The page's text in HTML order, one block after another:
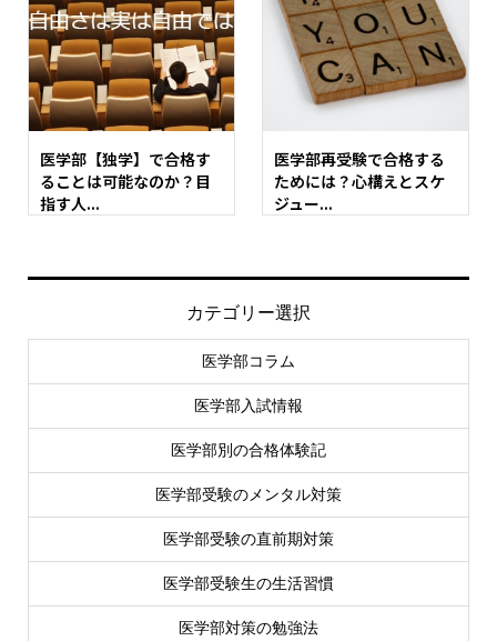
医学部【独学】で合格す
ることは可能なのか？目
指す人...
医学部再受験で合格する
ためには？心構えとスケ
ジュー...
カテゴリー選択
医学部コラム
医学部入試情報
医学部別の合格体験記
医学部受験のメンタル対策
医学部受験の直前期対策
医学部受験生の生活習慣
医学部対策の勉強法